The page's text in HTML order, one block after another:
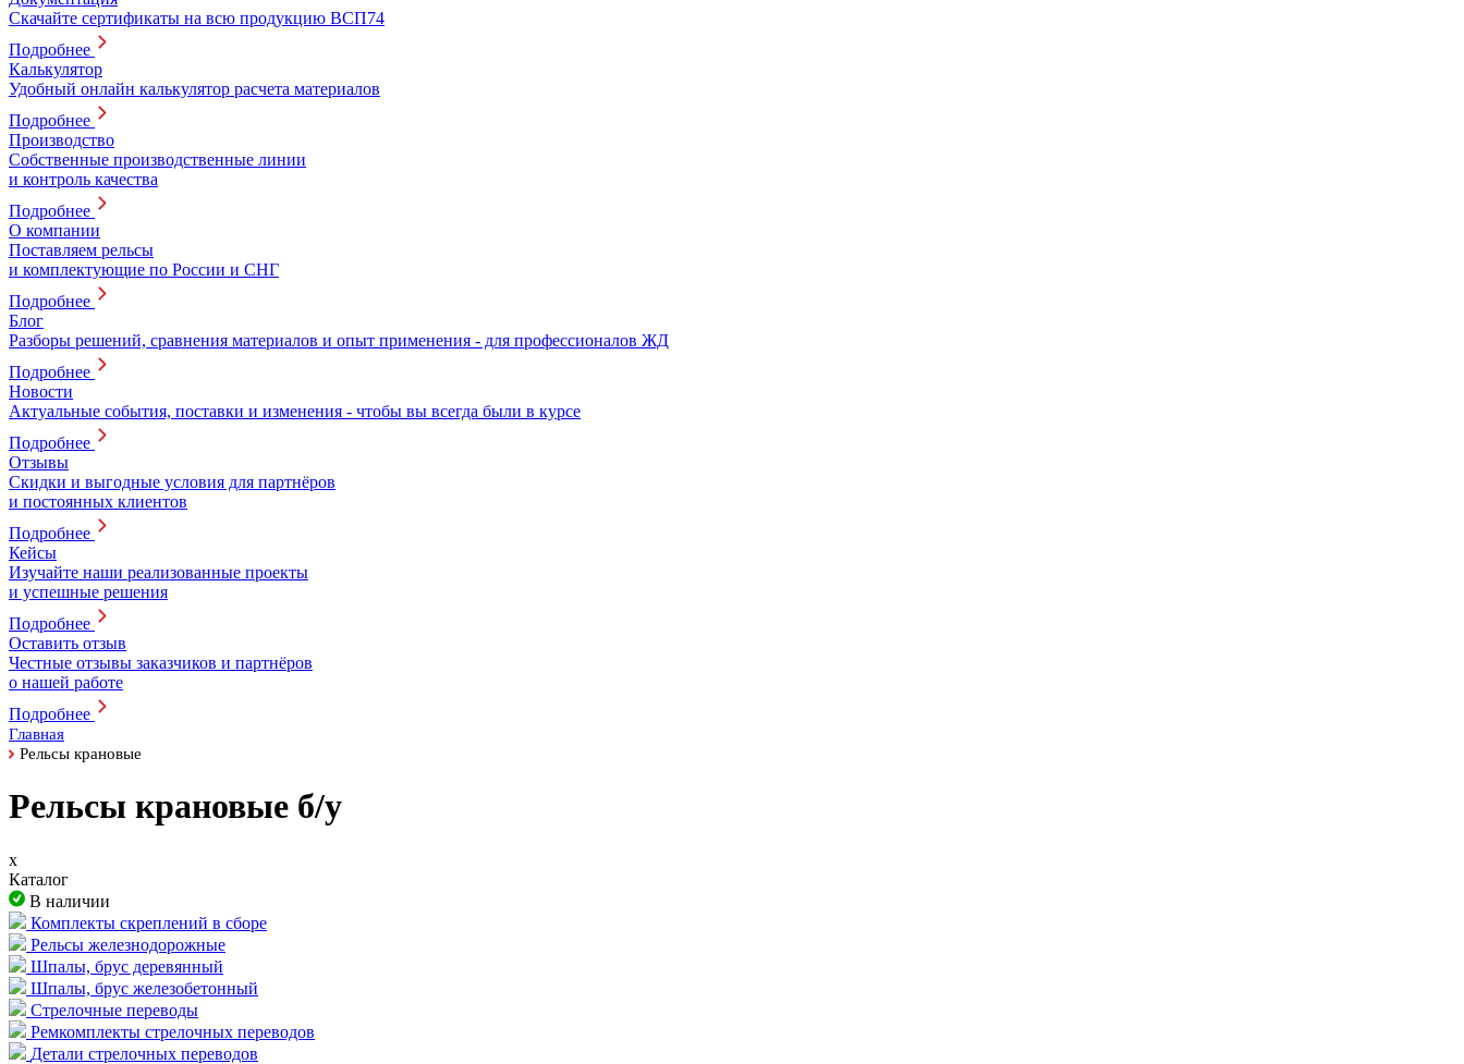
Скачайте сертификаты на всю продукцию ВСП74
Подробнее
Калькулятор
Удобный онлайн калькулятор расчета материалов
Подробнее
Производство
Собственные производственные линии
и контроль качества
Подробнее
О компании
Поставляем рельсы
и комплектующие по России и СНГ
Подробнее
Блог
Разборы решений, сравнения материалов и опыт применения - для профессионалов ЖД
Подробнее
Новости
Актуальные события, поставки и изменения - чтобы вы всегда были в курсе
Подробнее
Отзывы
Скидки и выгодные условия для партнёров
и постоянных клиентов
Подробнее
Кейсы
Изучайте наши реализованные проекты
и успешные решения
Подробнее
Оставить отзыв
Честные отзывы заказчиков и партнёров
о нашей работе
Подробнее
Главная
Рельсы крановые
Рельсы крановые б/у
x
Каталог
В наличии
Комплекты скреплений в сборе
Рельсы железнодорожные
Шпалы, брус деревянный
Шпалы, брус железобетонный
Стрелочные переводы
Ремкомплекты стрелочных переводов
Детали стрелочных переводов